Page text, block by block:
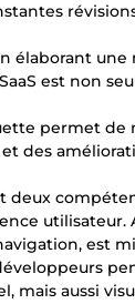
élaborant
est non
permet
des
utilisateur.
mais aussi